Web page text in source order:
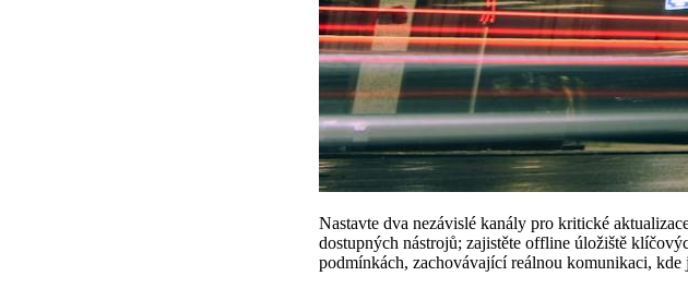
Nastavte dva nezávislé kanály pro kritické
dostupných nástrojů; zajistěte offline úložiště
podmínkách, zachovávající reálnou komunikaci, kde